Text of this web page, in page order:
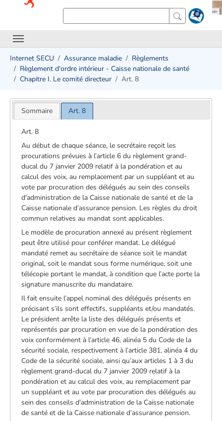
Internet SECU Assurance maladie
Règlements
Règlement d'ordre intérieur - Caisse nationale de santé
Chapitre I. Le comité directeur
Art. 8
Sommaire Art. 8
Art. 8
Au début de chaque séance, le secrétaire reçoit les
procurations prévues à l’article 6 du règlement grand-
ducal du 7 janvier 2009 relatif à la pondération et au
calcul des voix, au remplacement par un suppléant et au
vote par procuration des délégués au sein des conseils
d'administration de la Caisse nationale de santé et de la
Caisse nationale d’assurance pension. Les règles du droit
commun relatives au mandat sont applicables.
Le modèle de procuration annexé au présent règlement
peut être utilisé pour conférer mandat. Le délégué
mandaté remet au secrétaire de séance soit le mandat
original, soit le mandat sous forme numérique, soit une
télécopie portant le mandat, à condition que l’acte porte la
signature manuscrite du mandataire.
Il fait ensuite l’appel nominal des délégués présents en
précisant s’ils sont effectifs, suppléants et/ou mandatés.
Le président arrête la liste des délégués présents et
représentés par procuration en vue de la pondération des
voix conformément à l’article 46, alinéa 5 du Code de la
sécurité sociale, respectivement à l’article 381, alinéa 4 du
Code de la sécurité sociale, ainsi qu’aux articles 1 à 3 du
règlement grand-ducal du 7 janvier 2009 relatif à la
pondération et au calcul des voix, au remplacement par
un suppléant et au vote par procuration des délégués au
sein des conseils d'administration de la Caisse nationale
de santé et de la Caisse nationale d’assurance pension.